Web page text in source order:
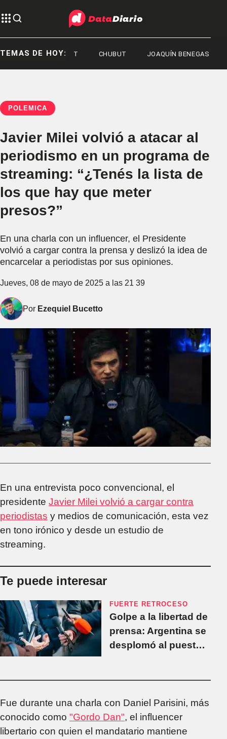
TEMAS DE HOY:
DEL CHUBUT CHUBUT JOAQUÍN BENEGAS LYNCH
POLÉMICA
Javier Milei volvió a atacar al
periodismo en un programa de
streaming: “¿Tenés la lista de
los que hay que meter
presos?”
En una charla con un influencer, el Presidente
volvió a cargar contra la prensa y deslizó la idea de
encarcelar a periodistas por sus opiniones.
Jueves, 08 de mayo de 2025 a las 21 39
Por Ezequiel Bucetto
En una entrevista poco convencional, el
presidente Javier Milei volvió a cargar contra
periodistas y medios de comunicación, esta vez
en tono irónico y desde un estudio de
streaming.
Te puede interesar
FUERTE RETROCESO
Golpe a la libertad de
prensa: Argentina se
desplomó al puesto
Fue durante una charla con Daniel Parisini, más
conocido como "Gordo Dan", el influencer
libertario con quien el mandatario mantiene